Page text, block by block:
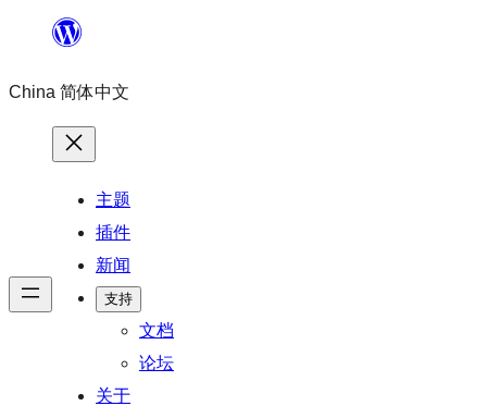
内
China 简体中文
主题
插件
新闻
支持
文档
论坛
关于